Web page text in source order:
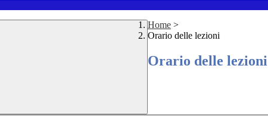
Home >
Orario delle lezioni
Orario delle lezioni